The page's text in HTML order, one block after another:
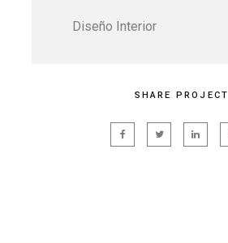
Diseño Interior
SHARE PROJECT